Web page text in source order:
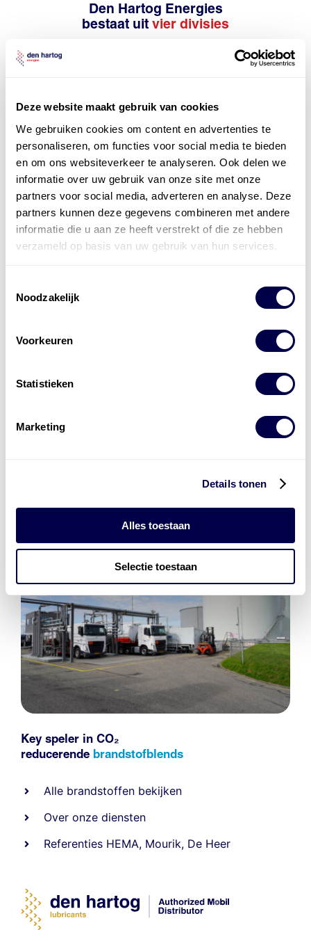
Deze website maakt gebruik van cookies
We gebruiken cookies om content en advertenties te
personaliseren, om functies voor social media te bieden
en om ons websiteverkeer te analyseren. Ook delen we
informatie over uw gebruik van onze site met onze
partners voor social media, adverteren en analyse. Deze
partners kunnen deze gegevens combineren met andere
informatie die u aan ze heeft verstrekt of die ze hebben
verzameld op basis van uw gebruik van hun services.
Noodzakelijk
Voorkeuren
Statistieken
Marketing
Details tonen
Alles toestaan
Selectie toestaan
Den Hartog Energies
bestaat uit vier divisies
laad- en accu oplossingen
Laadnetwerk
Key speler in CO₂
reducerende brandstofblends
Alle brandstoffen bekijken
Over onze diensten
Referenties HEMA, Mourik, De Heer